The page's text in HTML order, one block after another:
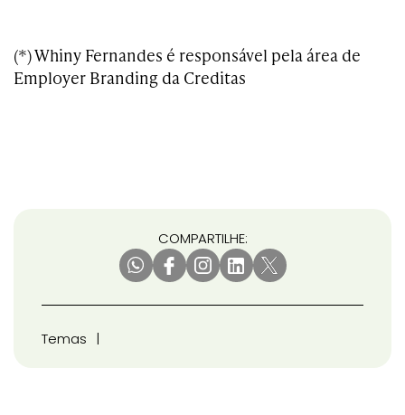
(*) Whiny Fernandes é responsável pela área de
Employer Branding da Creditas
COMPARTILHE:
Temas